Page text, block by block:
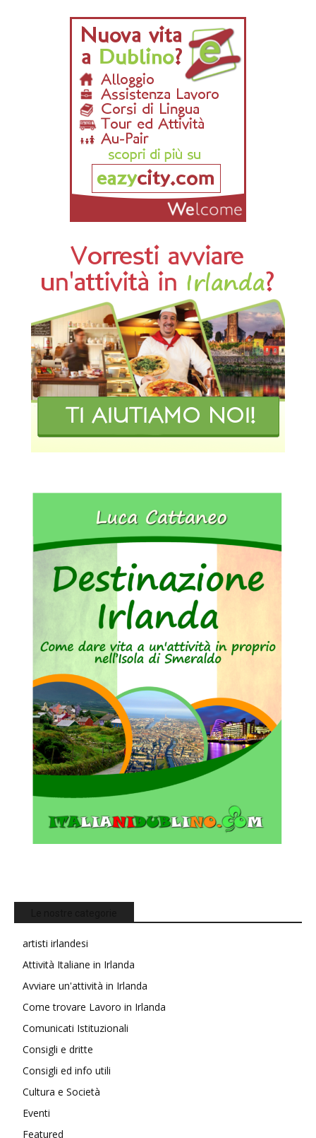
artisti irlandesi
Attività Italiane in Irlanda
Avviare un'attività in Irlanda
Come trovare Lavoro in Irlanda
Comunicati Istituzionali
Consigli e dritte
Consigli ed info utili
Cultura e Società
Eventi
Featured